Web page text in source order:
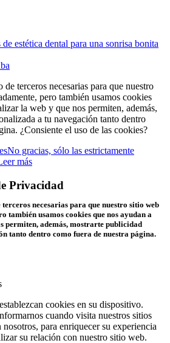
estética dental para una sonrisa bonita
terceros necesarias para que nuestro
pero también usamos cookies
la web y que nos permiten, además,
a tu navegación tanto dentro
¿Consiente el uso de las cookies?
No gracias, sólo las estrictamente
más
Privacidad
necesarias para que nuestro sitio web
también usamos cookies que nos ayudan a
permiten, además, mostrarte publicidad
tanto dentro como fuera de nuestra página.
cookies en su dispositivo.
cuando visita nuestros sitios
para enriquecer su experiencia
su relación con nuestro sitio web.